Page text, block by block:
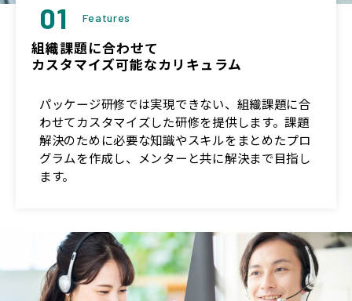
01 Features
組織課題に合わせて
カスタマイズ可能なカリキュラム
パッケージ研修では実現できない、組織課題に合
わせてカスタマイズした研修を提供します。課題
解決のために必要な知識やスキルをまとめたプロ
グラムを作成し、メンターと共に解決まで目指し
ます。